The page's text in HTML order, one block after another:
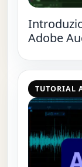
Adobe
TUTORIAL